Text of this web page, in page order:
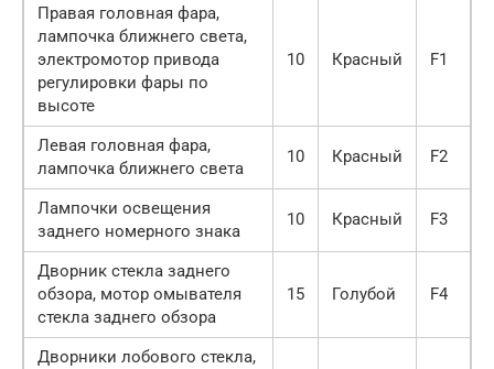
Правая головная фара,
лампочка ближнего света,
электромотор привода
регулировки фары по
высоте
10 Красный F1
Левая головная фара,
лампочка ближнего света
10 Красный F2
Лампочки освещения
заднего номерного знака
10 Красный F3
Дворник стекла заднего
обзора, мотор омывателя
стекла заднего обзора
15 Голубой F4
Дворники лобового стекла,